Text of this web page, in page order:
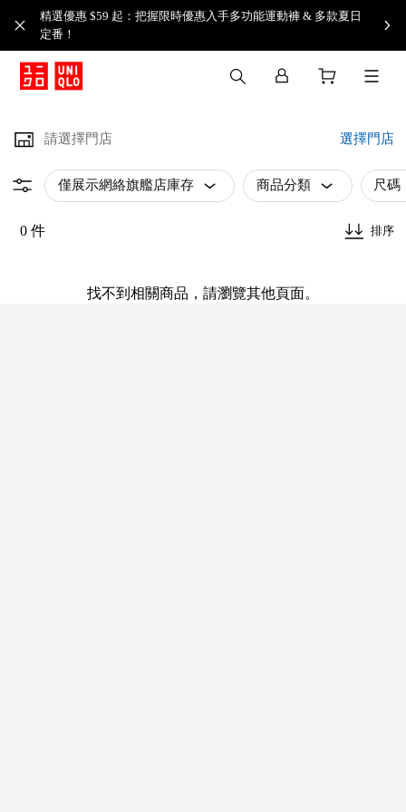
精選優惠 $59 起：把握限時優惠入手多功能運動褲 & 多款夏日
定番！​
請選擇門店 選擇門店
僅展示網絡旗艦店庫存 商品分類 尺碼
0 件 排序
找不到相關商品，請瀏覽其他頁面。